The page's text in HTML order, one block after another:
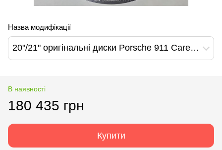
Назва модифікації
20"/21" оригінальні диски Porsche 911 Carerra 4S 992 (992.601.025.Н)
В наявності
180 435 грн
Купити